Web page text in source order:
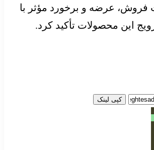
فروش، عرضه و برخورد مؤثر با
این محصولات تأکید کرد.
کپی لینک